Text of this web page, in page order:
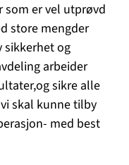
som er vel utprøvd
store mengder
sikkerhet og
arbeider
sikre alle
skal kunne tilby
med best